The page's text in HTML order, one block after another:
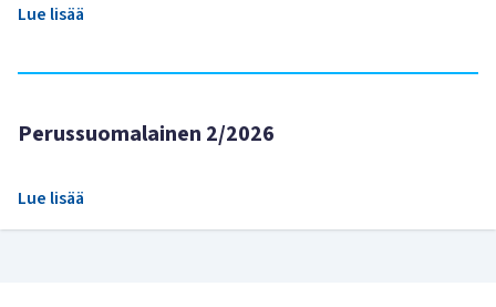
Lue lisää
Perussuomalainen 2/2026
Lue lisää